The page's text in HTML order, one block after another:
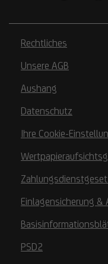
Rechtliches
Unsere AGB
Aushang
Datenschutz
Ihre Cookie-
Einlagensicherung &
PSD2